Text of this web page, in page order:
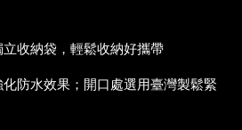
立收納袋，輕鬆收納好攜帶
化防水效果；開口處選用臺灣製鬆緊